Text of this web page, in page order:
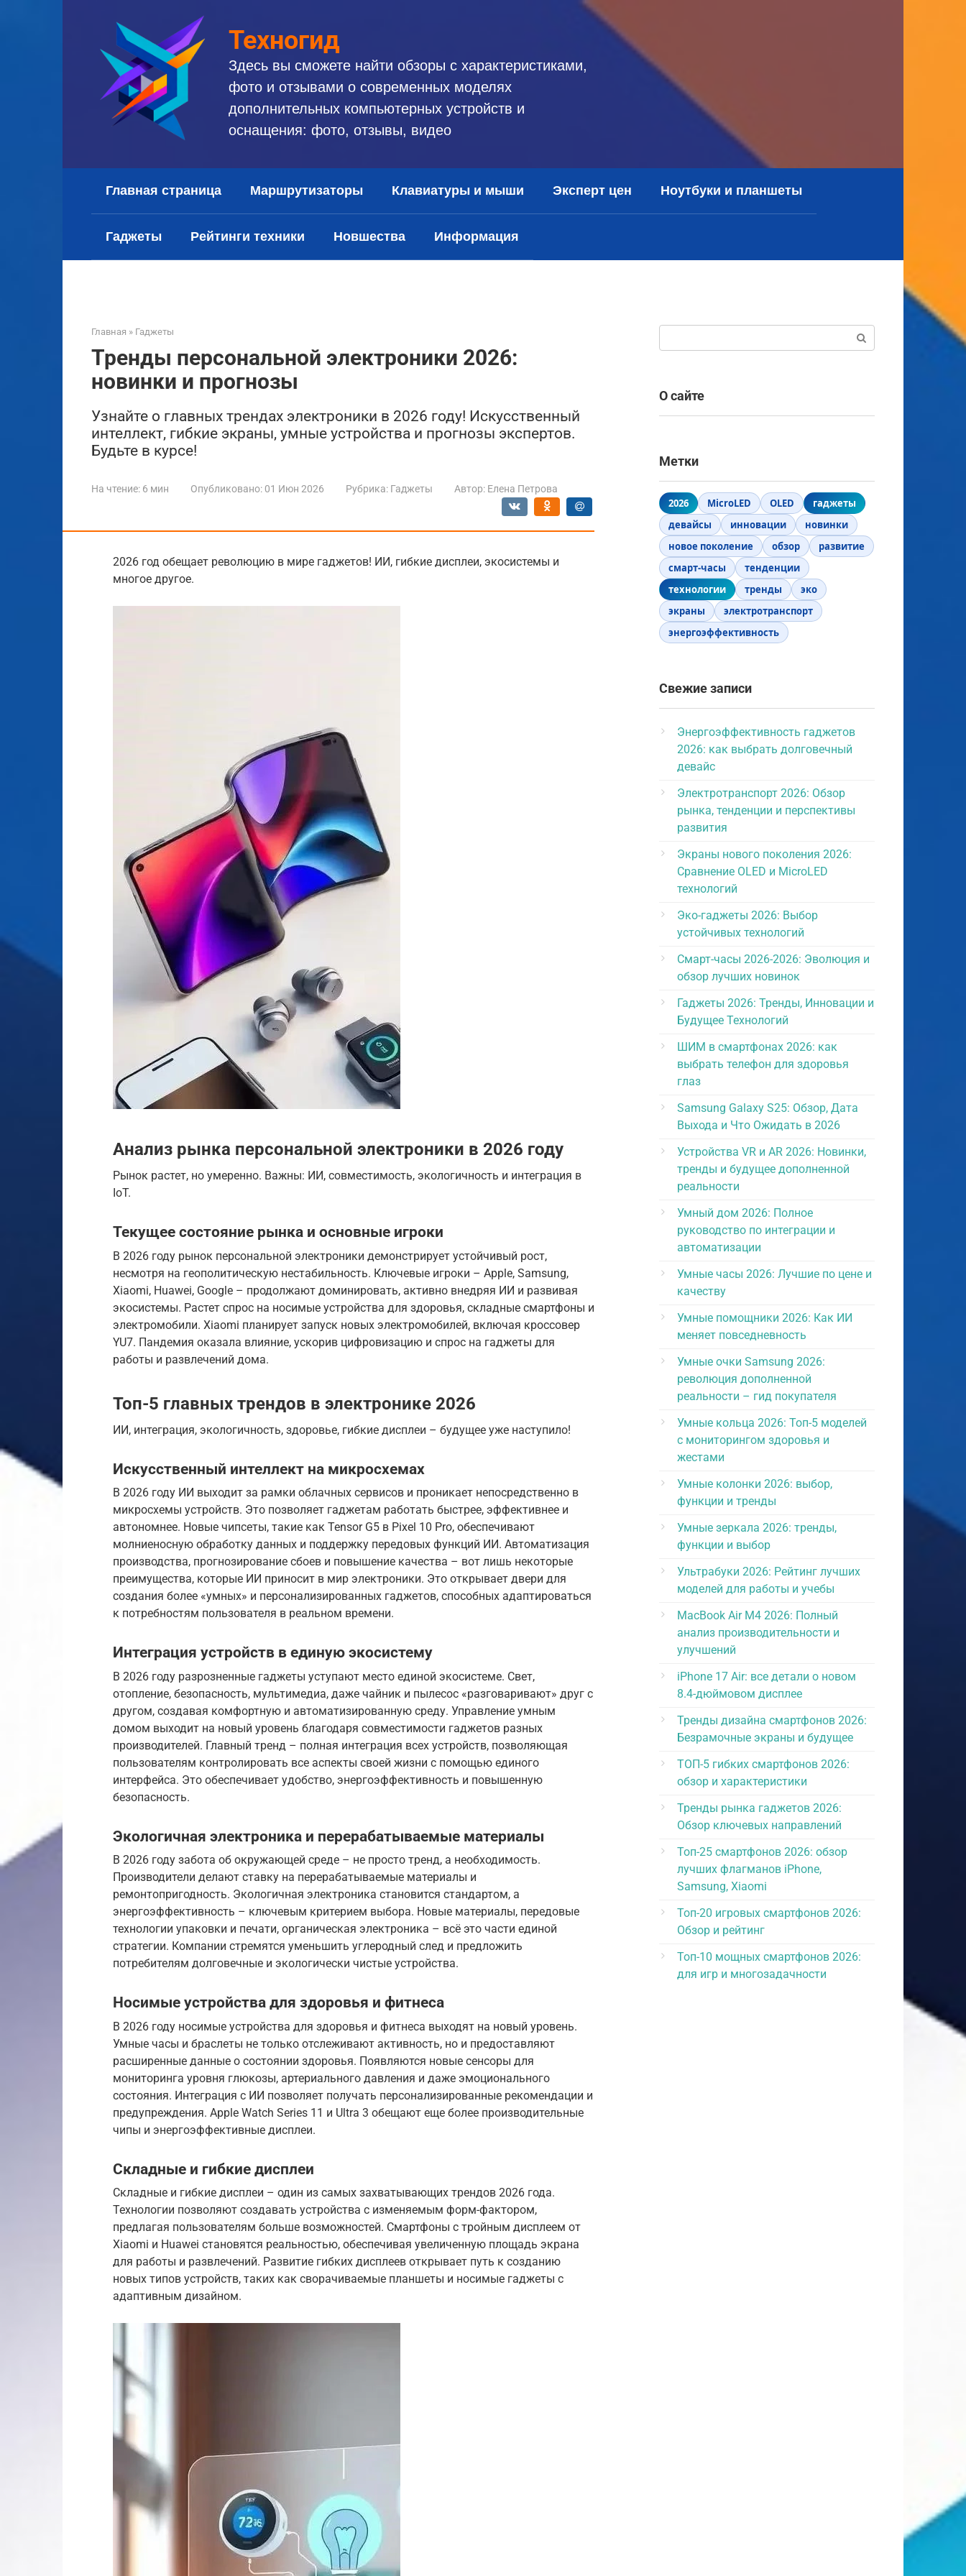
Техногид
Здесь вы сможете найти обзоры с характеристиками,
фото и отзывами о современных моделях
дополнительных компьютерных устройств и
оснащения: фото, отзывы, видео
Главная страница Маршрутизаторы Клавиатуры и мыши Эксперт цен Ноутбуки и планшеты
Гаджеты Рейтинги техники Новшества Информация
Главная » Гаджеты
Тренды персональной электроники 2026:
новинки и прогнозы
Узнайте о главных трендах электроники в 2026 году! Искусственный
интеллект, гибкие экраны, умные устройства и прогнозы экспертов.
Будьте в курсе!
На чтение: 6 мин Опубликовано: 01 Июн 2026 Рубрика: Гаджеты Автор: Елена Петрова
2026 год обещает революцию в мире гаджетов! ИИ, гибкие дисплеи, экосистемы и
многое другое.
Анализ рынка персональной электроники в 2026 году
Рынок растет, но умеренно. Важны: ИИ, совместимость, экологичность и интеграция в
IoT.
Текущее состояние рынка и основные игроки
В 2026 году рынок персональной электроники демонстрирует устойчивый рост,
несмотря на геополитическую нестабильность. Ключевые игроки – Apple, Samsung,
Xiaomi, Huawei, Google – продолжают доминировать, активно внедряя ИИ и развивая
экосистемы. Растет спрос на носимые устройства для здоровья, складные смартфоны и
электромобили. Xiaomi планирует запуск новых электромобилей, включая кроссовер
YU7. Пандемия оказала влияние, ускорив цифровизацию и спрос на гаджеты для
работы и развлечений дома.
Топ-5 главных трендов в электронике 2026
ИИ, интеграция, экологичность, здоровье, гибкие дисплеи – будущее уже наступило!
Искусственный интеллект на микросхемах
В 2026 году ИИ выходит за рамки облачных сервисов и проникает непосредственно в
микросхемы устройств. Это позволяет гаджетам работать быстрее, эффективнее и
автономнее. Новые чипсеты, такие как Tensor G5 в Pixel 10 Pro, обеспечивают
молниеносную обработку данных и поддержку передовых функций ИИ. Автоматизация
производства, прогнозирование сбоев и повышение качества – вот лишь некоторые
преимущества, которые ИИ приносит в мир электроники. Это открывает двери для
создания более «умных» и персонализированных гаджетов, способных адаптироваться
к потребностям пользователя в реальном времени.
Интеграция устройств в единую экосистему
В 2026 году разрозненные гаджеты уступают место единой экосистеме. Свет,
отопление, безопасность, мультимедиа, даже чайник и пылесос «разговаривают» друг с
другом, создавая комфортную и автоматизированную среду. Управление умным
домом выходит на новый уровень благодаря совместимости гаджетов разных
производителей. Главный тренд – полная интеграция всех устройств, позволяющая
пользователям контролировать все аспекты своей жизни с помощью единого
интерфейса. Это обеспечивает удобство, энергоэффективность и повышенную
безопасность.
Экологичная электроника и перерабатываемые материалы
В 2026 году забота об окружающей среде – не просто тренд, а необходимость.
Производители делают ставку на перерабатываемые материалы и
ремонтопригодность. Экологичная электроника становится стандартом, а
энергоэффективность – ключевым критерием выбора. Новые материалы, передовые
технологии упаковки и печати, органическая электроника – всё это части единой
стратегии. Компании стремятся уменьшить углеродный след и предложить
потребителям долговечные и экологически чистые устройства.
Носимые устройства для здоровья и фитнеса
В 2026 году носимые устройства для здоровья и фитнеса выходят на новый уровень.
Умные часы и браслеты не только отслеживают активность, но и предоставляют
расширенные данные о состоянии здоровья. Появляются новые сенсоры для
мониторинга уровня глюкозы, артериального давления и даже эмоционального
состояния. Интеграция с ИИ позволяет получать персонализированные рекомендации и
предупреждения. Apple Watch Series 11 и Ultra 3 обещают еще более производительные
чипы и энергоэффективные дисплеи.
Складные и гибкие дисплеи
Складные и гибкие дисплеи – один из самых захватывающих трендов 2026 года.
Технологии позволяют создавать устройства с изменяемым форм-фактором,
предлагая пользователям больше возможностей. Смартфоны с тройным дисплеем от
Xiaomi и Huawei становятся реальностью, обеспечивая увеличенную площадь экрана
для работы и развлечений. Развитие гибких дисплеев открывает путь к созданию
новых типов устройств, таких как сворачиваемые планшеты и носимые гаджеты с
адаптивным дизайном.
О сайте
Метки
2026 MicroLED OLED
гаджеты
девайсы
инновации
новинки
новое поколение
обзор
развитие
смарт-часы
тенденции
технологии
тренды
эко
экраны
электротранспорт
энергоэффективность
Свежие записи
Энергоэффективность гаджетов
2026: как выбрать долговечный
девайс
Электротранспорт 2026: Обзор
рынка, тенденции и перспективы
развития
Экраны нового поколения 2026:
Сравнение OLED и MicroLED
технологий
Эко-гаджеты 2026: Выбор
устойчивых технологий
Смарт-часы 2026-2026: Эволюция и
обзор лучших новинок
Гаджеты 2026: Тренды, Инновации и
Будущее Технологий
ШИМ в смартфонах 2026: как
выбрать телефон для здоровья
глаз
Samsung Galaxy S25: Обзор, Дата
Выхода и Что Ожидать в 2026
Устройства VR и AR 2026: Новинки,
тренды и будущее дополненной
реальности
Умный дом 2026: Полное
руководство по интеграции и
автоматизации
Умные часы 2026: Лучшие по цене и
качеству
Умные помощники 2026: Как ИИ
меняет повседневность
Умные очки Samsung 2026:
революция дополненной
реальности – гид покупателя
Умные кольца 2026: Топ-5 моделей
с мониторингом здоровья и
жестами
Умные колонки 2026: выбор,
функции и тренды
Умные зеркала 2026: тренды,
функции и выбор
Ультрабуки 2026: Рейтинг лучших
моделей для работы и учебы
MacBook Air M4 2026: Полный
анализ производительности и
улучшений
iPhone 17 Air: все детали о новом
8.4-дюймовом дисплее
Тренды дизайна смартфонов 2026:
Безрамочные экраны и будущее
ТОП-5 гибких смартфонов 2026:
обзор и характеристики
Тренды рынка гаджетов 2026:
Обзор ключевых направлений
Топ-25 смартфонов 2026: обзор
лучших флагманов iPhone,
Samsung, Xiaomi
Топ-20 игровых смартфонов 2026:
Обзор и рейтинг
Топ-10 мощных смартфонов 2026:
для игр и многозадачности